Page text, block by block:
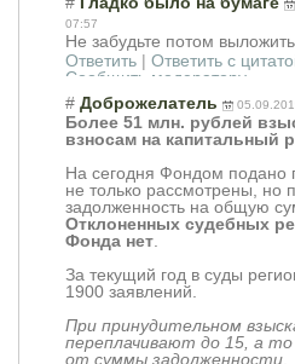
07:57
Не забудьте потом
Ответить | Ответить с
Сообщить модератору
# Доброжелатель
Более 51 млн. рублей
взносам на капитальный
На сегодня Фондом подано
не только рассмотрены, но
задолженность на общую
Отклоненных судебных
Фонда нет.
За текущий год в суды
1900 заявлений.
При принудительном
переплачивают до 15, а
от суммы задолженности.